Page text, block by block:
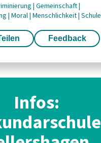
| Gemeinschaft|
| Moral| Menschlichkeit| Schule
Feedback
Infos: